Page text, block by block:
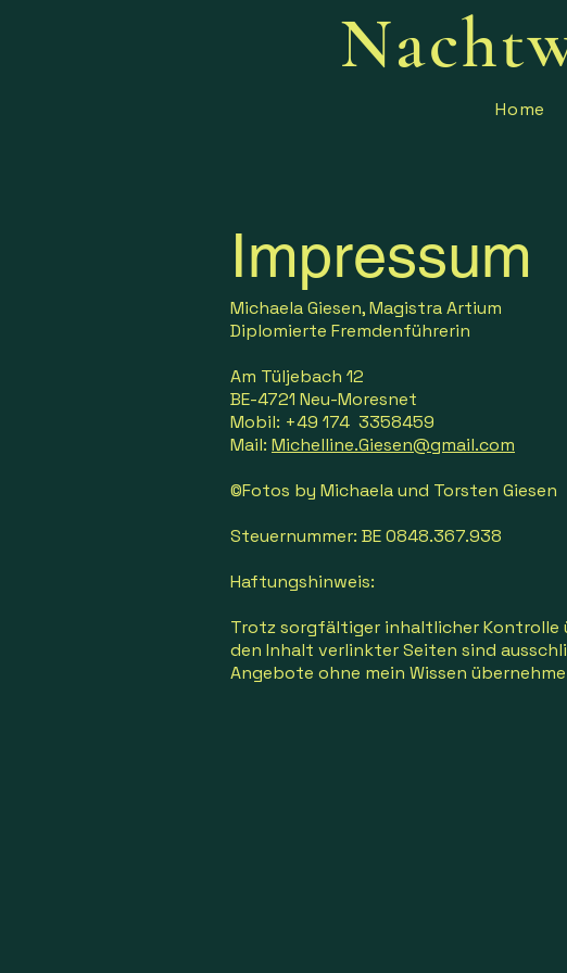
Home
Impressum
Michaela Giesen, Magistra Artium
Diplomierte Fremdenführerin
Am Tüljebach 12
BE-4721 Neu-Moresnet
Mobil: +49 174 3358459
Mail: Michelline.Giesen@gmail.com
©Fotos by Michaela und Torsten Giesen
Steuernummer: BE 0848.367.938
Haftungshinweis:
Trotz sorgfältiger inhaltlicher Kontrolle
den Inhalt verlinkter Seiten sind
Angebote ohne mein Wissen